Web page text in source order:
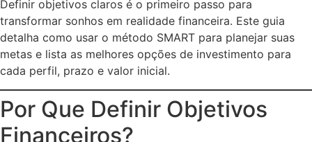
Definir objetivos claros é o primeiro passo para
transformar sonhos em realidade financeira. Este guia
detalha como usar o método SMART para planejar suas
metas e lista as melhores opções de investimento para
cada perfil, prazo e valor inicial.
Por Que Definir Objetivos
Financeiros?